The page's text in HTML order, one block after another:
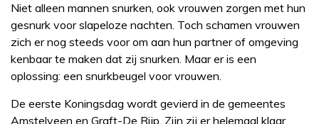
Niet alleen mannen snurken, ook vrouwen zorgen met hun
gesnurk voor slapeloze nachten. Toch schamen vrouwen
zich er nog steeds voor om aan hun partner of omgeving
kenbaar te maken dat zij snurken. Maar er is een
oplossing: een snurkbeugel voor vrouwen.
De eerste Koningsdag wordt gevierd in de gemeentes
Amstelveen en Graft-De Rijp. Zijn zij er helemaal klaar